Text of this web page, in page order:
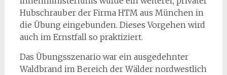
Hubschrauber der Firma HTM aus München in
die Übung eingebunden. Dieses Vorgehen wird
auch im Ernstfall so praktiziert.
Das Übungsszenario war ein ausgedehnter
Waldbrand im Bereich der Wälder nordwestlich